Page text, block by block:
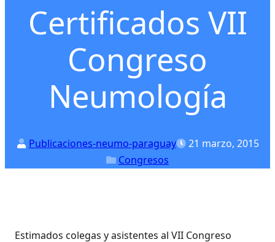
Certificados VII
Congreso
Neumología
Publicaciones-neumo-paraguay 21 marzo, 2015
Congresos
Estimados colegas y asistentes al VII Congreso